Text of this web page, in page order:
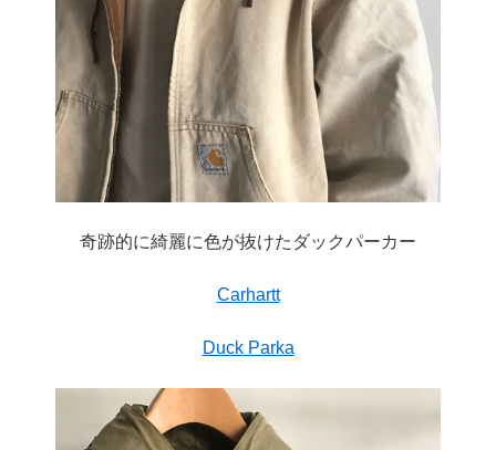
奇跡的に綺麗に色が抜けたダックパーカー
Carhartt
Duck Parka